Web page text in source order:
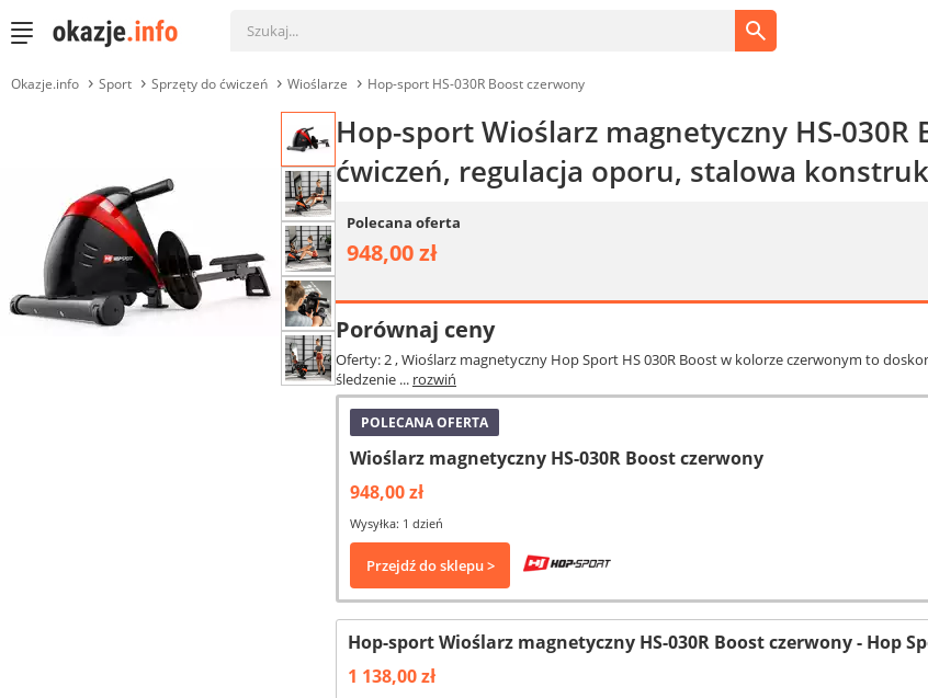
Okazje.info Sport Sprzęty do ćwiczeń Wioślarze Hop-sport HS-030R Boost czerwony
Hop-sport Wioślarz magnetyczny HS-
ćwiczeń, regulacja oporu, stalowa
Polecana oferta
948,00 zł
Porównaj ceny
Oferty: 2, Wioślarz magnetyczny Hop Sport HS 030R Boost w kolorze czerwonym to
śledzenie ... rozwiń
POLECANA OFERTA
Wioślarz magnetyczny HS-030R Boost czerwony
948,00 zł
Wysyłka: 1 dzień
Przejdź do sklepu >
Hop-sport Wioślarz magnetyczny HS-030R Boost czerwony - Hop
1 138,00 zł